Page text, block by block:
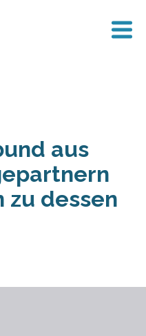
aus
zu dessen